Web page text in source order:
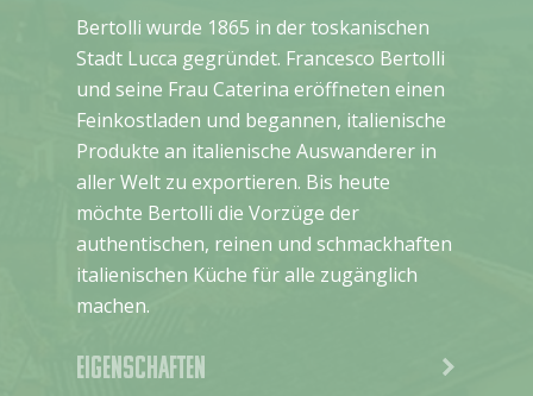
Bertolli wurde 1865 in der toskanischen
Stadt Lucca gegründet. Francesco Bertolli
und seine Frau Caterina eröffneten einen
Feinkostladen und begannen, italienische
Produkte an italienische Auswanderer in
aller Welt zu exportieren. Bis heute
möchte Bertolli die Vorzüge der
authentischen, reinen und schmackhaften
italienischen Küche für alle zugänglich
machen.
Eigenschaften